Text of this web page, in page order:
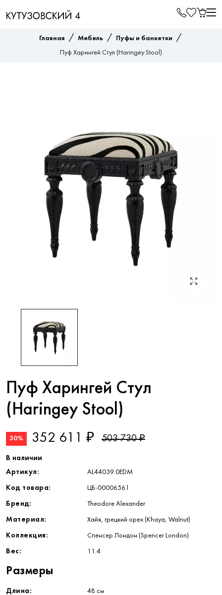
Главная / Мебель / Пуфы и банкетки /
Пуф Харингей Стул (Haringey Stool)
Пуф Харингей Стул
(Haringey Stool)
30% 352 611 ₽ 503 730 ₽
В наличии
Артикул:
AL44039.0EDM
Код товара: ЦБ-00006561
Бренд: Theodore Alexander
Материал: Хайя, грецкий орех (Khaya, Walnut)
Коллекция: Спенсер Лондон (Spencer London)
Вес: 11.4
Размеры
Длина: 48 см